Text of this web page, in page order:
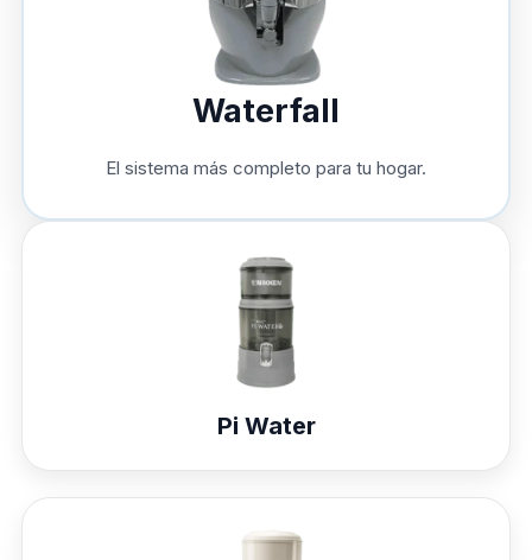
Waterfall
El sistema más completo para tu hogar.
Pi Water